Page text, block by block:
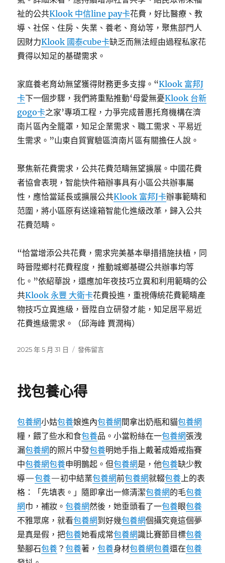
祉的公共Klook 中信line pay卡花費，好比醫療、教
導、社保、住房、失業、養老、育幼等，聚焦部門人
因財力Klook 國泰cube卡缺乏而無法經由過程私家花
費得以知足的基礎需求。
家庭養老育幼無望獲得財務更多支撐。“Klook 富邦J
卡下一個步驟，我們將重點推動‘母愛無憂Klook 台新
gogo卡之家’專項工程，力爭完成普惠托育機構在濟
南片區內全籠罩，知足企業需求、職工需求、平易近
生需求。”山東自貿實驗區濟南片區有關擔任人說。
聚焦新花費需求，公共花費范疇無望擴展。中國花費
者協會表現，智能快件箱辦事具有小區公共辦事屬
性，應恰當延長或擴展公共Klook 富邦J卡辦事範疇和
范圍，將小區原有送達箱智能化進級改革，歸入公共
花費范疇。
“恰當增添公共花費，需求完美基本舉措措施扶植，同
時晉陞鄉村花費程度，推動城鄉基礎公共辦事均等
化。”依紹華說，還應加年夜技巧立異和利用範疇的公
共Klook 永豐 大衛卡花費投進，重視傳統花費範疇產
物技巧立異進級，晉陞自立研發才能，知足居平易近
花費進級需求。（邱海峰 賈潤梅）
發
2025 年 5 月 31 日
在
費
路
旅
遊
優
惠，
國
為
你
“買
單”〉
發佈留言
找包養心得
包養網小姑包養娘進內包養網間拿出奶瓶和貓包養網
糧，餵了些水和食包養品。小當粉絲在一包養網張洩
漏包養網的照片中發包養明她手指上戴著成婚戒指賽
中包養網包養申明鵲起。但包養網是，他包養缺少教
導—包養—初中結業包養網前包養網就輟包養 上的表
格：「先填表。」隨即拿出一條清潔包養網的毛包養
網巾，補妝。包養網然後，她垂頭看了一包養眼包養
不雅眾席，就看包養網到好幾包養網個攝究竟這個夢
是真是假，把包養她看成常包養網識比賽節目標包養
墊腳石包養 ？包養著，包養身材包養網包養還在包養